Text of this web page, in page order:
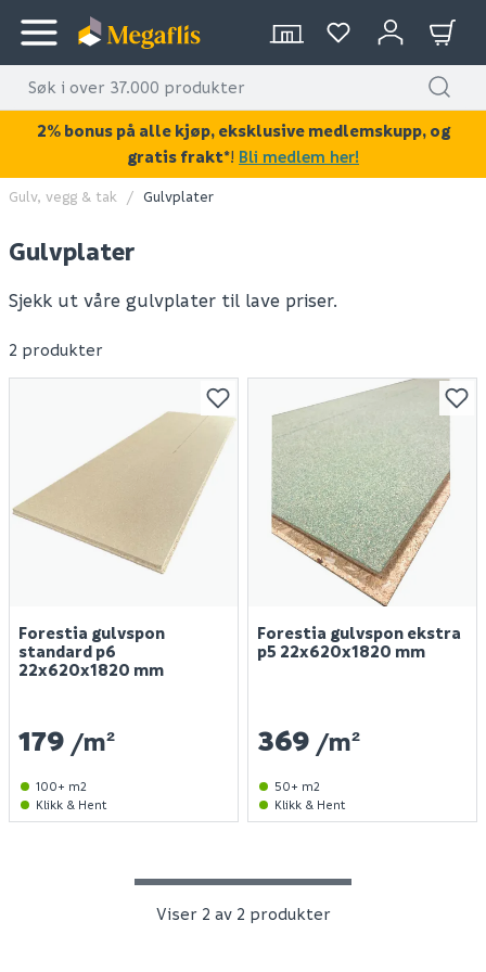
Gulv, vegg & tak Gulvplater
Gulvplater
Sjekk ut våre gulvplater til lave priser.
2 produkter
Forestia gulvspon
standard p6
22x620x1820 mm
179 /m²
100+ m2
Klikk & Hent
Forestia gulvspon ekstra
p5 22x620x1820 mm
369 /m²
50+ m2
Klikk & Hent
Viser 2 av 2 produkter
Kundeservice
Våre merker
Guider og veiledninger
Personvernerklæring
66 85 31 80
Åpningstider kundeservice 2026:
Man - fre: 09:00 - 16:00
E - post:kundeservice@megaflis.no
2% bonus på alle kjøp, eksklusive medlemskupp, og
gratis frakt*! Bli medlem her!